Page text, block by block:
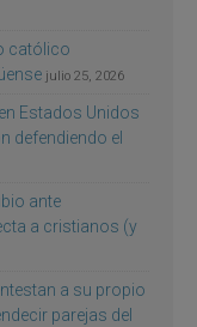
católico
julio 25, 2026
Estados Unidos
defendiendo el
ante
a cristianos (y
a su propio
parejas del